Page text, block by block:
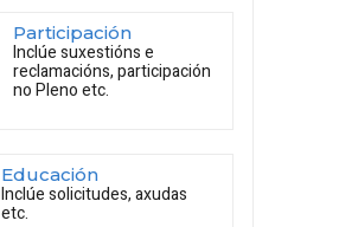
Participación
Inclúe suxestións e
reclamacións, participación
no Pleno etc.
Educación
Inclúe solicitudes, axudas
etc.